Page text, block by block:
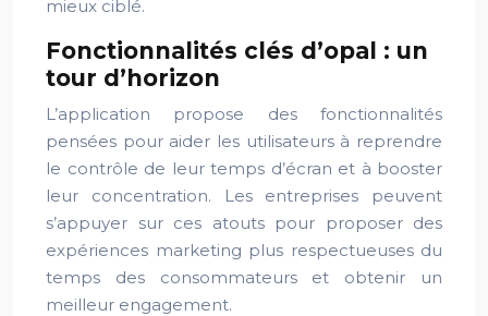
mieux ciblé.
Fonctionnalités clés d’opal : un
tour d’horizon
L’application propose des fonctionnalités
pensées pour aider les utilisateurs à reprendre
le contrôle de leur temps d’écran et à booster
leur concentration. Les entreprises peuvent
s’appuyer sur ces atouts pour proposer des
expériences marketing plus respectueuses du
temps des consommateurs et obtenir un
meilleur engagement.